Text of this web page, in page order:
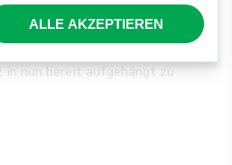
in nun bereit aufgehängt zu
ALLE AKZEPTIEREN